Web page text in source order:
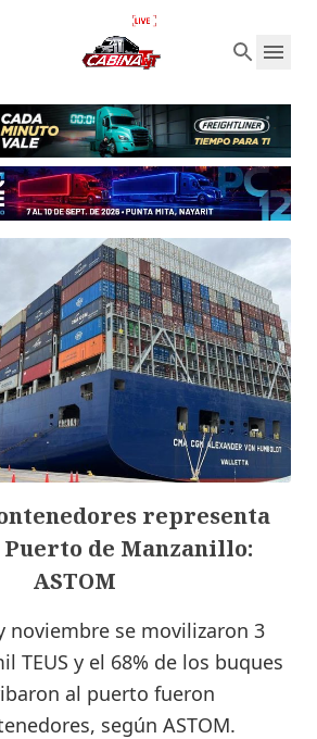
representa
Puerto de Manzanillo:
ASTOM
noviembre se movilizaron 3
TEUS y el 68% de los buques
al puerto fueron
según ASTOM.